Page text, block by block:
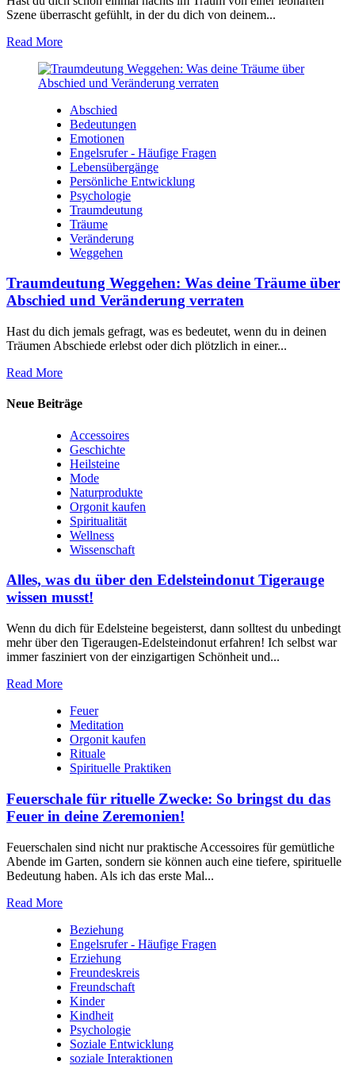
Szene überrascht gefühlt,​ in der du dich von deinem‍...
Read More
Abschied
Bedeutungen
Emotionen
Engelsrufer - Häufige Fragen
Lebensübergänge
Persönliche Entwicklung
Psychologie
Traumdeutung
Träume
Veränderung
Weggehen
Traumdeutung Weggehen: Was deine Träume über
Abschied und Veränderung verraten
Hast du dich jemals gefragt, was es ​bedeutet, wenn⁢ du in deinen
Träumen Abschiede erlebst oder dich plötzlich ⁢in einer...
Read More
Neue Beiträge
Accessoires
Geschichte
Heilsteine
Mode
Naturprodukte
Orgonit kaufen
Spiritualität
Wellness
Wissenschaft
Alles, was du über den Edelsteindonut Tigerauge
wissen musst!
Wenn‌ du dich für Edelsteine begeisterst, dann solltest du unbedingt
mehr⁢ über den Tigeraugen-Edelsteindonut erfahren! Ich selbst war
immer fasziniert ‍von der einzigartigen Schönheit und...
Read More
Feuer
Meditation
Orgonit kaufen
Rituale
Spirituelle Praktiken
Feuerschale für rituelle Zwecke: So bringst du das
Feuer in deine Zeremonien!
Feuerschalen sind nicht nur praktische Accessoires für gemütliche
Abende im Garten, sondern sie können auch eine tiefere, spirituelle
Bedeutung haben. Als ich das erste Mal...
Read More
Beziehung
Engelsrufer - Häufige Fragen
Erziehung
Freundeskreis
Freundschaft
Kinder
Kindheit
Psychologie
Soziale Entwicklung
soziale Interaktionen